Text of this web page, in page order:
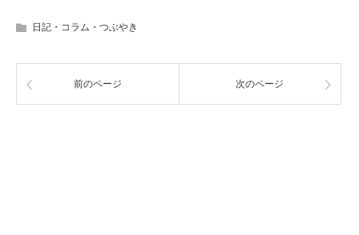
日記・コラム・つぶやき
前のページ 次のページ